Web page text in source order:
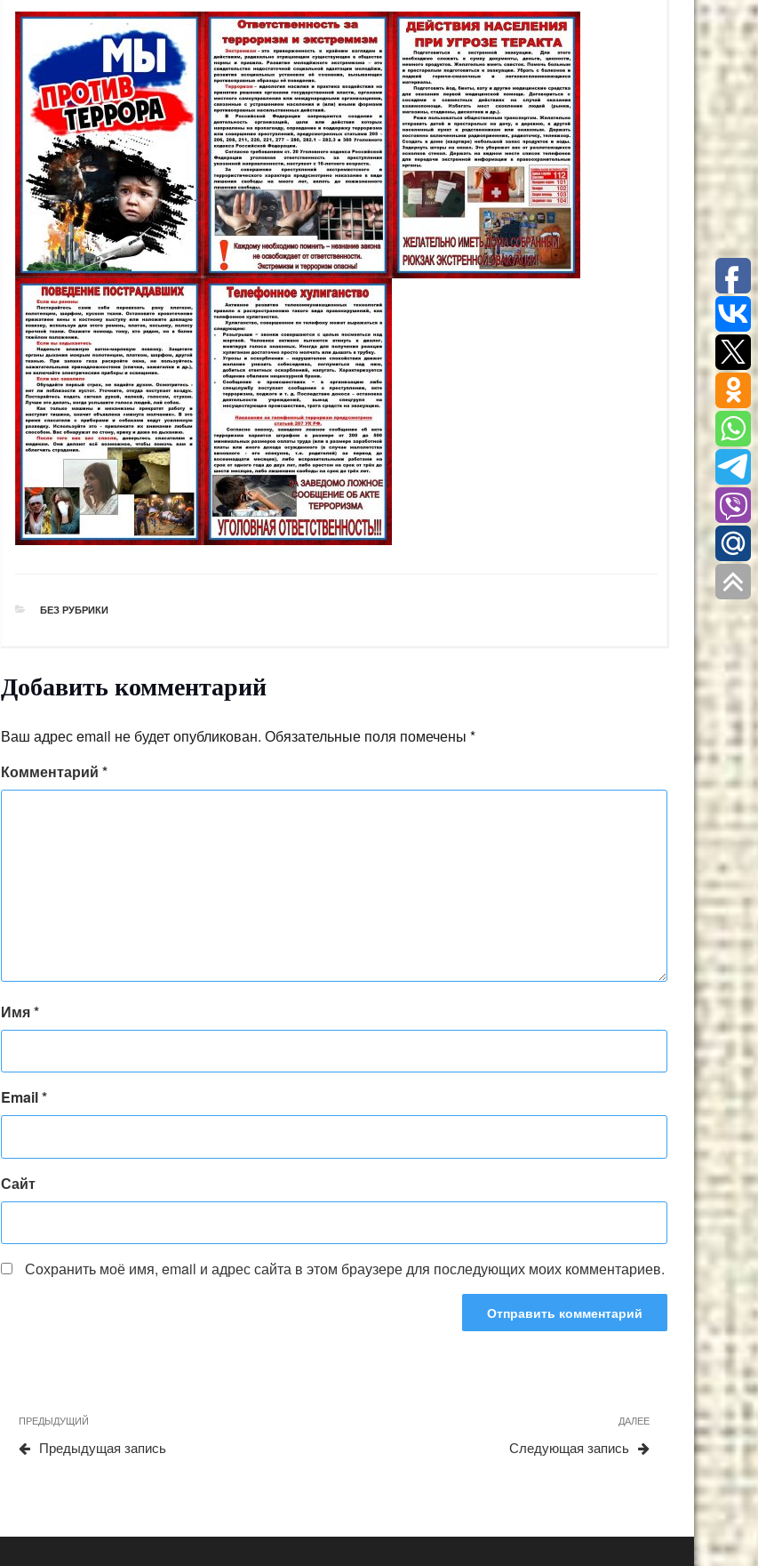
РУБРИКИ
БЕЗ РУБРИКИ
Добавить комментарий
Ваш адрес email не будет опубликован. Обязательные поля помечены *
Комментарий *
Имя*
Email*
Сайт
Сохранить моё имя, email и адрес сайта в этом браузере для последующих моих комментариев.
Навигация
по
записям
Предыдущая
запись
ПРЕДЫДУЩИЙ
Предыдущая запись
Следующая
запись
ДАЛЕЕ
Следующая запись